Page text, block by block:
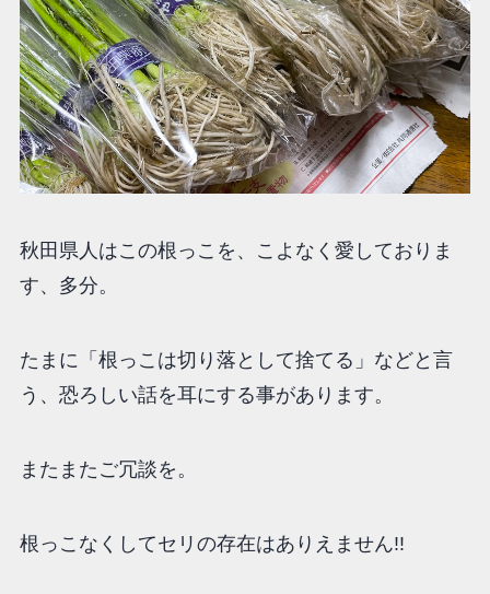
秋田県人はこの根っこを、こよなく愛しておりま
す、多分。
たまに「根っこは切り落として捨てる」などと言
う、恐ろしい話を耳にする事があります。
またまたご冗談を。
根っこなくしてセリの存在はありえません!!